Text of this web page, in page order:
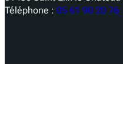
Téléphone : 05 61 90 20 76